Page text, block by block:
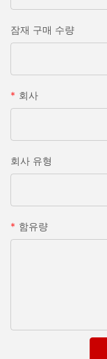
잠재 구매 수량
회사
회사 유형
함유량